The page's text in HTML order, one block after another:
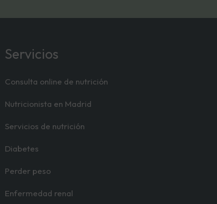
Servicios
Consulta online de nutrición
Nutricionista en Madrid
Servicios de nutrición
Diabetes
Perder peso
Enfermedad renal